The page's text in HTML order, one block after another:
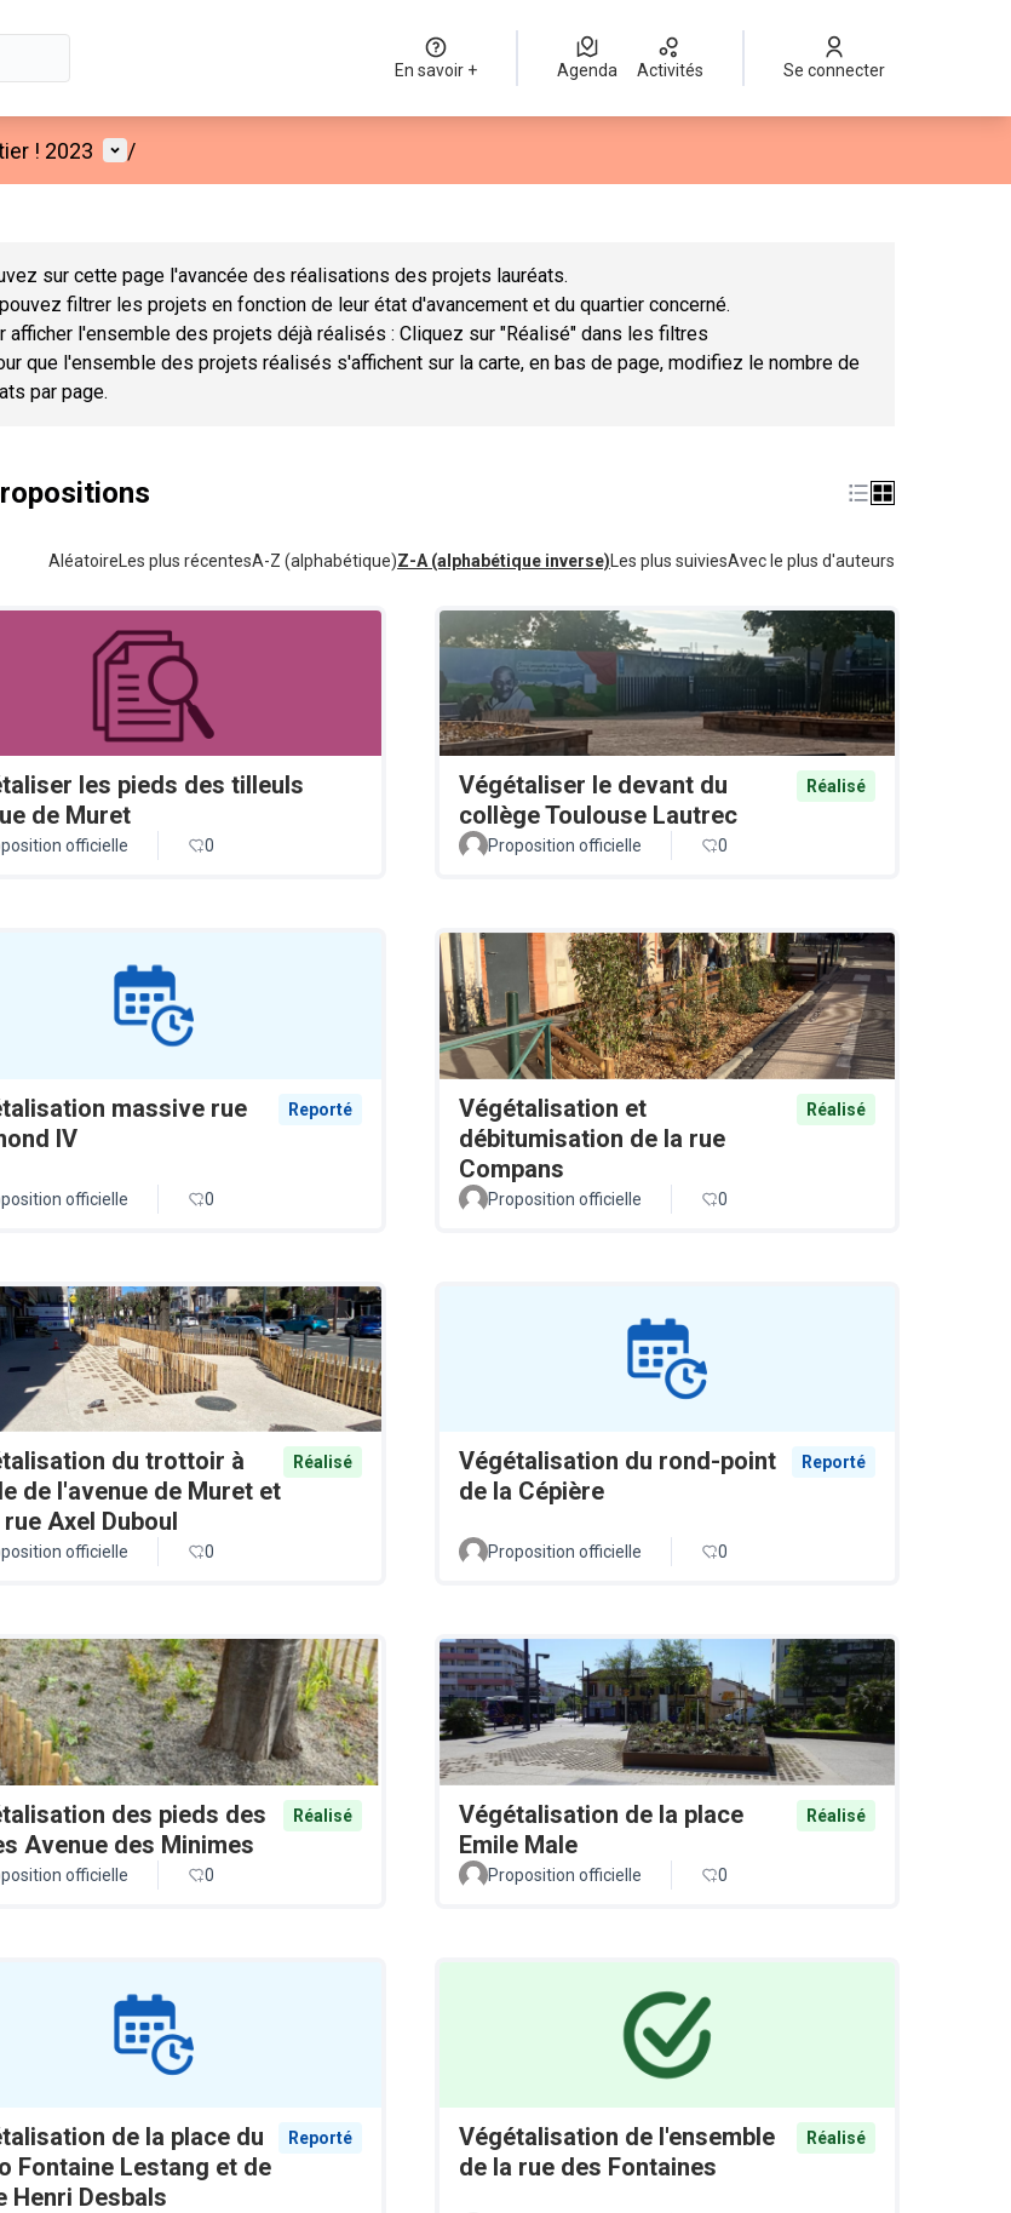
En savoir + Agenda Activités Se connecter
! 2023 Menu utilisateur
/
sur cette page l'avancée des réalisations des projets lauréats.
filtrer les projets en fonction de leur état d'avancement et du quartier concerné.
afficher l'ensemble des projets déjà réalisés : Cliquez sur "Réalisé" dans les filtres
que l'ensemble des projets réalisés s'affichent sur la carte, en bas de page, modifiez le nombre de
par page.
Aléatoire Les plus récentesA-Z (alphabétique)Z-A (alphabétique inverse) Les plus suiviesAvec le plus d'auteurs
les pieds des tilleuls
de Muret
officielle 0
Végétaliser le devant du
collège Toulouse Lautrec
Réalisé
Proposition officielle 0
massive rue
IV
Reporté
officielle 0
Végétalisation et
débitumisation de la rue
Compans
Réalisé
Proposition officielle 0
du trottoir à
de l'avenue de Muret et
Axel Duboul
Réalisé
officielle 0
Végétalisation du rond-point
de la Cépière
Reporté
Proposition officielle 0
des pieds des
Avenue des Minimes
Réalisé
officielle 0
Végétalisation de la place
Emile Male
Réalisé
Proposition officielle 0
de la place du
Fontaine Lestang et de
Henri Desbals
Reporté
Végétalisation de l'ensemble
de la rue des Fontaines
Réalisé